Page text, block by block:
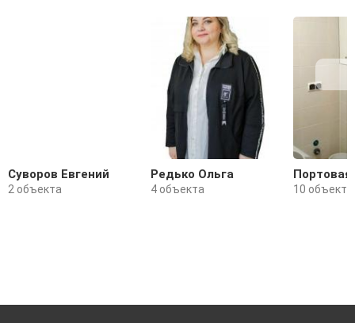
Суворов Евгений
2 объекта
Редько Ольга
4 объекта 10